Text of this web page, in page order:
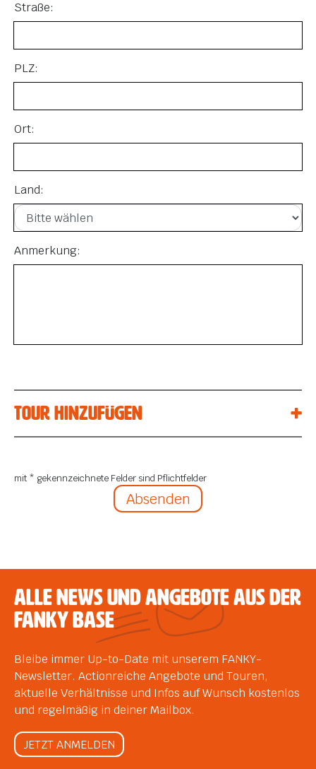
Straße:
PLZ:
Ort:
Land:
Anmerkung:
Tour hinzufügen
mit * gekennzeichnete Felder sind Pflichtfelder
Absenden
Alle News und Angebote aus der
FANKY Base
Bleibe immer Up-to-Date mit unserem FANKY-
Newsletter. Actionreiche Angebote und Touren,
aktuelle Verhältnisse und Infos auf Wunsch kostenlos
und regelmäßig in deiner Mailbox.
JETZT ANMELDEN